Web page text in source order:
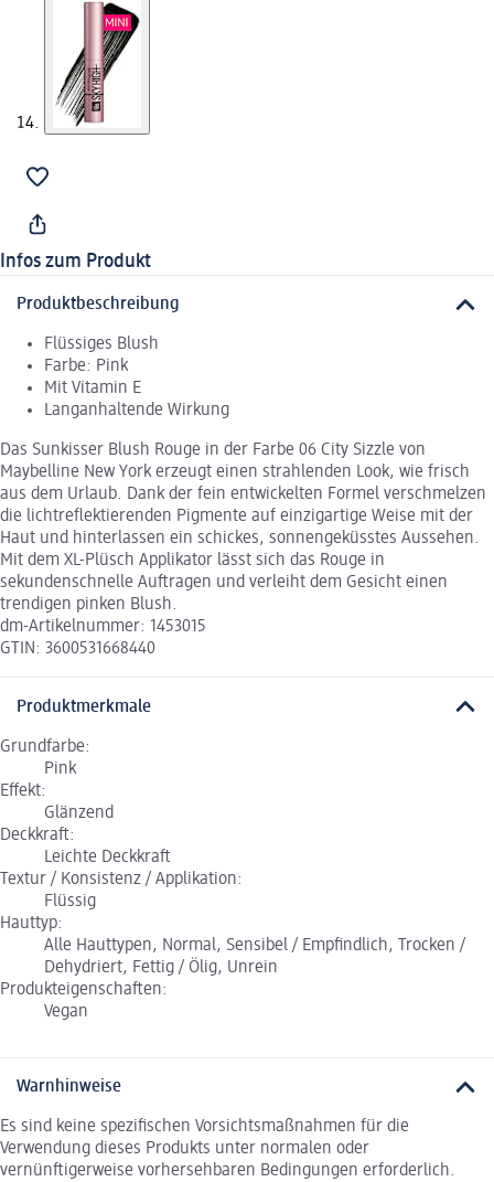
Infos zum Produkt
Produktbeschreibung
Flüssiges Blush
Farbe: Pink
Mit Vitamin E
Langanhaltende Wirkung
Das Sunkisser Blush Rouge in der Farbe 06 City Sizzle von
Maybelline New York erzeugt einen strahlenden Look, wie frisch
aus dem Urlaub. Dank der fein entwickelten Formel verschmelzen
die lichtreflektierenden Pigmente auf einzigartige Weise mit der
Haut und hinterlassen ein schickes, sonnengeküsstes Aussehen.
Mit dem XL-Plüsch Applikator lässt sich das Rouge in
sekundenschnelle Auftragen und verleiht dem Gesicht einen
trendigen pinken Blush.
dm-Artikelnummer: 1453015
GTIN: 3600531668440
Produktmerkmale
Grundfarbe:
Pink
Effekt:
Glänzend
Deckkraft:
Leichte Deckkraft
Textur / Konsistenz / Applikation:
Flüssig
Hauttyp:
Alle Hauttypen, Normal, Sensibel / Empfindlich, Trocken /
Dehydriert, Fettig / Ölig, Unrein
Produkteigenschaften:
Vegan
Warnhinweise
Es sind keine spezifischen Vorsichtsmaßnahmen für die
Verwendung dieses Produkts unter normalen oder
vernünftigerweise vorhersehbaren Bedingungen erforderlich.